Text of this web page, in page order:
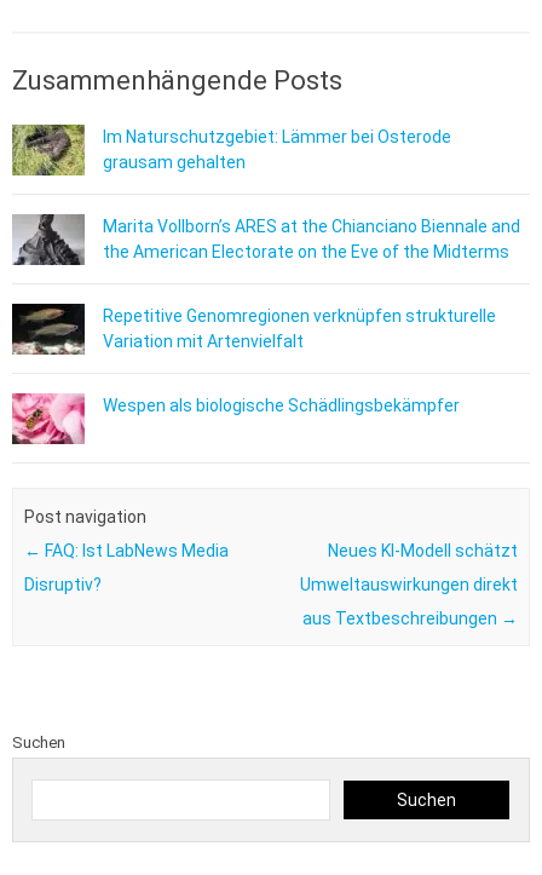
Zusammenhängende Posts
Im Naturschutzgebiet: Lämmer bei Osterode
grausam gehalten
Marita Vollborn’s ARES at the Chianciano Biennale and
the American Electorate on the Eve of the Midterms
Repetitive Genomregionen verknüpfen strukturelle
Variation mit Artenvielfalt
Wespen als biologische Schädlingsbekämpfer
Post navigation
← FAQ: Ist LabNews Media
Disruptiv?
Neues KI-Modell schätzt
Umweltauswirkungen direkt
aus Textbeschreibungen →
Suchen
Suchen